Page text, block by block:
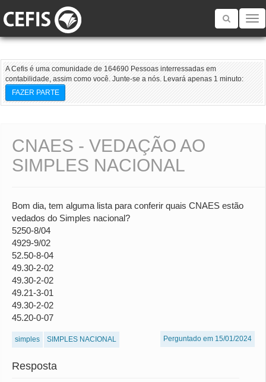
Toggle
A Cefis é uma comunidade de 164690 Pessoas interressadas em
contabilidade, assim como você. Junte-se a nós. Levará apenas 1 minuto:
FAZER PARTE
CNAES - VEDAÇÃO AO
SIMPLES NACIONAL
Bom dia, tem alguma lista para conferir quais CNAES estão
vedados do Simples nacional?
5250-8/04
4929-9/02
52.50-8-04
49.30-2-02
49.30-2-02
49.21-3-01
49.30-2-02
45.20-0-07
simples SIMPLES NACIONAL Perguntado em 15/01/2024
Resposta